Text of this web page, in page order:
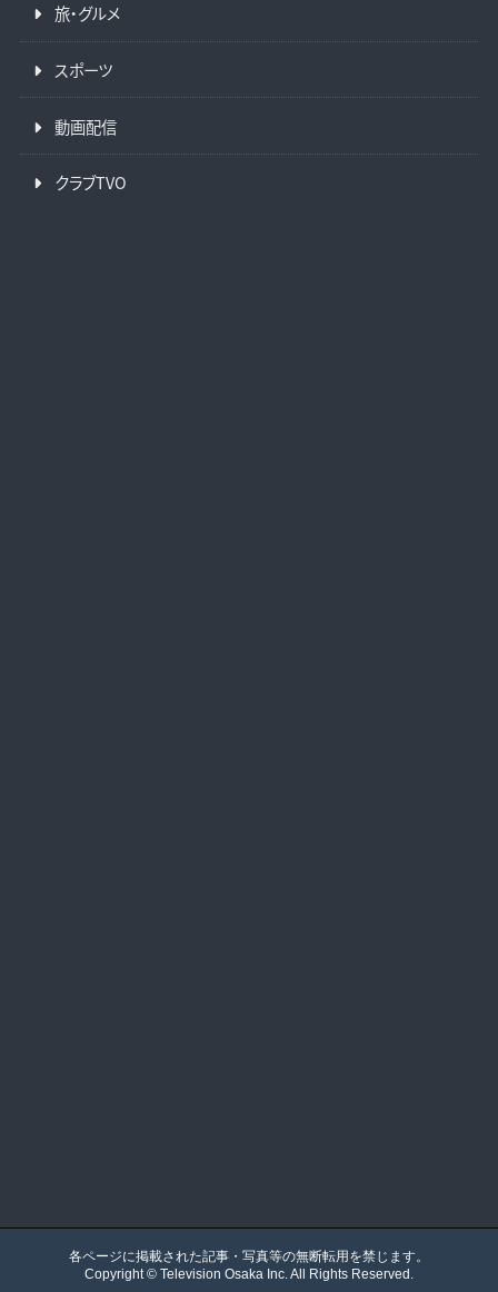
旅・グルメ
スポーツ
動画配信
クラブTVO
各ページに掲載された記事・写真等の無断転用を禁じます。
Copyright © Television Osaka Inc. All Rights Reserved.